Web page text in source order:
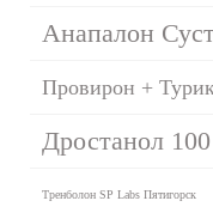
Анапалон
Провирон +
Дростанол
Тренболон SP Labs Пятигорск